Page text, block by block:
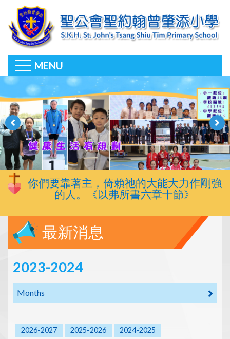
MENU
你們要靠著主，倚賴祂的大能大力作剛強
的人。《以弗所書六章十節》
最新消息
2023-2024
Months
2026-2027 2025-2026
2024-2025